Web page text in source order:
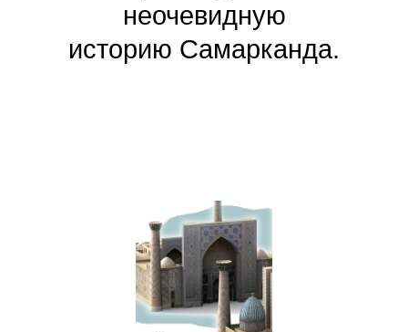
неочевидную
историю Самарканда.